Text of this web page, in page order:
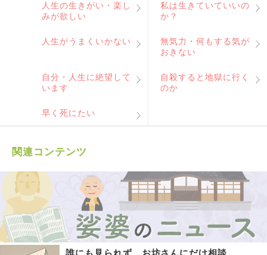
人生の生きがい・楽し
みが欲しい
私は生きていていいの
か？
人生がうまくいかない
無気力・何もする気が
おきない
自分・人生に絶望して
います
自殺すると地獄に行く
のか
早く死にたい
関連コンテンツ